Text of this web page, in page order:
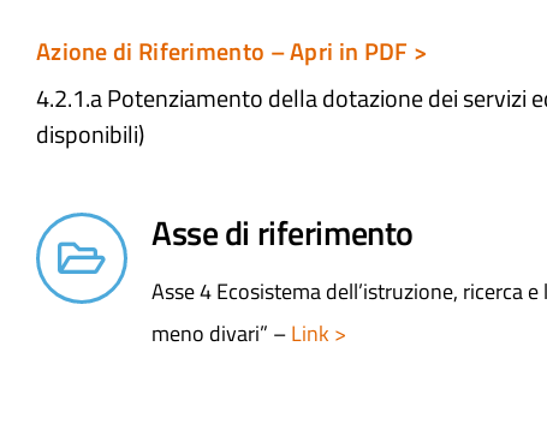
Azione di Riferimento – Apri in PDF >
4.2.1.a Potenziamento della dotazione dei servizi
disponibili)
Asse di riferimento
Asse 4 Ecosistema dell’istruzione, ricerca
meno divari” –Link >